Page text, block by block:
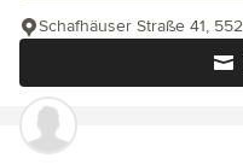
Schafhäuser Straße 41,